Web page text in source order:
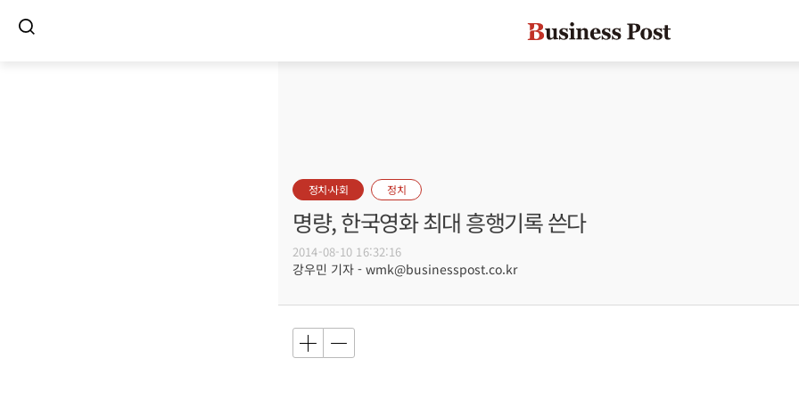
정치·사회 정치
명량, 한국영화 최대 흥행기록 쓴다
2014-08-10 16:32:16
강우민 기자 - wmk@businesspost.co.kr